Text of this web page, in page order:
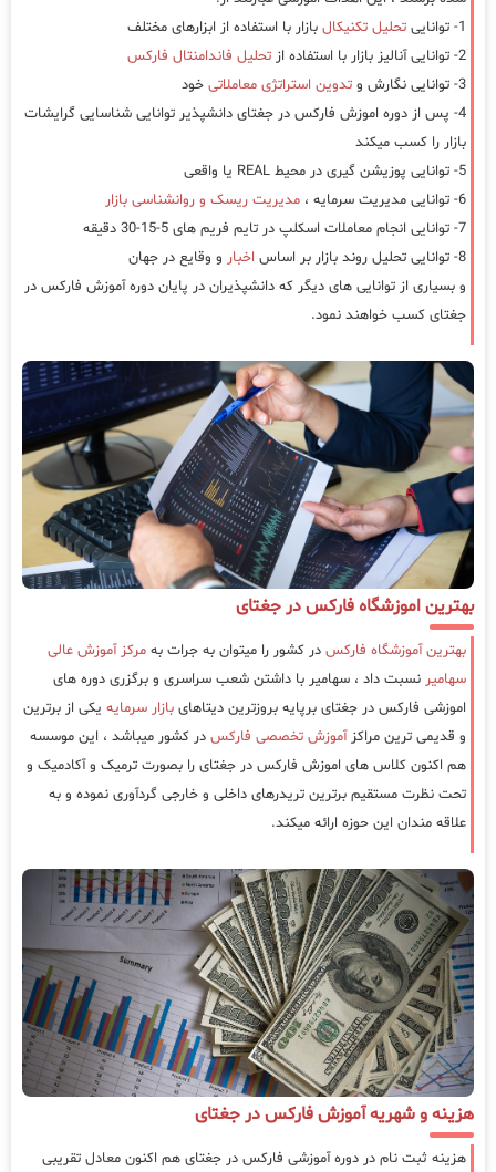
1- توانایی
تحلیل تکنیکال بازار با استفاده از ابزارهای مختلف
2- توانایی آنالیز بازار با استفاده از
تحلیل فاندامنتال فارکس
3- توانایی نگارش و
تدوین استراتژی معاملاتی خود
4- پس از دوره اموزش فارکس در جغتای دانشپذیر توانایی شناسایی گرایشات
بازار را کسب میکند
5- توانایی پوزیشن گیری در محیط REAL یا واقعی
6- توانایی مدیریت سرمایه ،
مدیریت ریسک و روانشناسی بازار
7- توانایی انجام معاملات اسکلپ در تایم فریم های 5-15-30 دقیقه
8- توانایی تحلیل روند بازار بر اساس
اخبار و وقایع در جهان
و بسیاری از توانایی های دیگر که دانشپذیران در پایان دوره آموزش فارکس در
جغتای کسب خواهند نمود.
بهترین اموزشگاه فارکس در جغتای
بهترین آموزشگاه فارکس در کشور را میتوان به جرات به مرکز آموزش عالی
سهامیر نسبت داد ، سهامیر با داشتن شعب سراسری و برگزری دوره های
اموزشی فارکس در جغتای برپایه بروزترین دیتاهای بازار سرمایه یکی از برترین
و قدیمی ترین مراکزآموزش تخصصی فارکس در کشور میباشد ، این موسسه
هم اکنون کلاس های اموزش فارکس در جغتای را بصورت ترمیک و آکادمیک و
تحت نظرت مستقیم برترین تریدرهای داخلی و خارجی گردآوری نموده و به
علاقه مندان این حوزه ارائه میکند.
هزینه و شهریه آموزش فارکس در جغتای
هزینه ثبت نام در دوره آموزشی فارکس در جغتای هم اکنون معادل تقریبی